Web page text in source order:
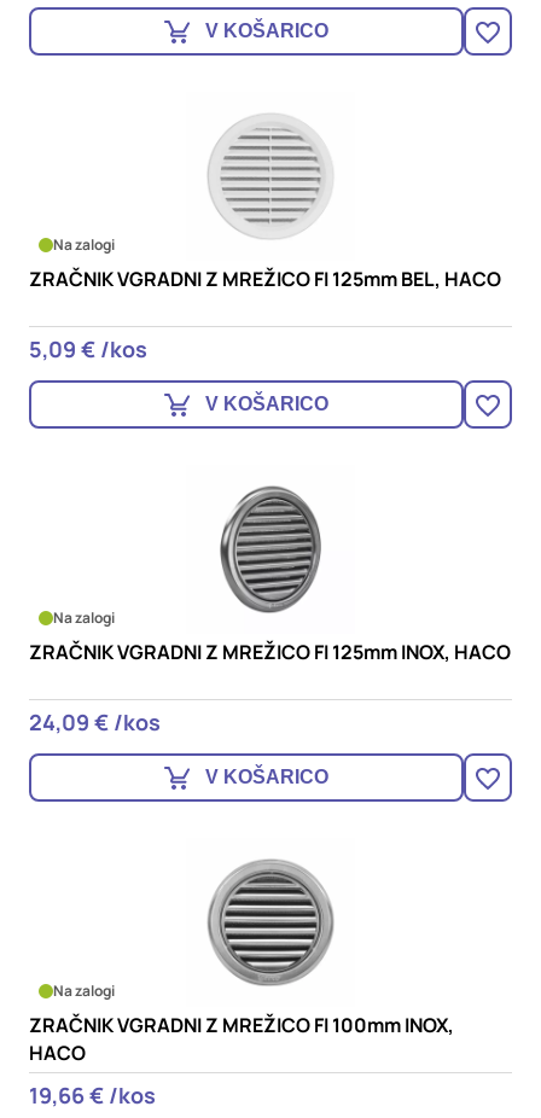
V KOŠARICO
Na zalogi
ZRAČNIK VGRADNI Z MREŽICO FI 125mm BEL, HACO
5,09 € /kos
V KOŠARICO
Na zalogi
ZRAČNIK VGRADNI Z MREŽICO FI 125mm INOX, HACO
24,09 € /kos
V KOŠARICO
Na zalogi
ZRAČNIK VGRADNI Z MREŽICO FI 100mm INOX,
HACO
19,66 € /kos